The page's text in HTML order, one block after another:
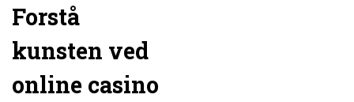
Forstå
kunsten ved
online casino